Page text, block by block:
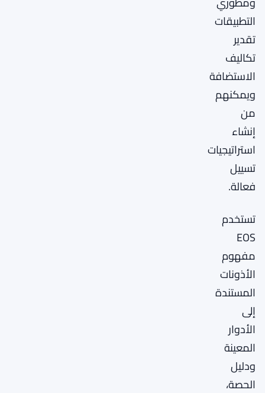
التطبيقات
تقدير
تكاليف
الاستضافة
ويمكنهم
من
إنشاء
استراتيجيات
تسييل
فعالة.
تستخدم
EOS
مفهوم
الأذونات
المستندة
إلى
الأدوار
المعينة
ودليل
الحصة،